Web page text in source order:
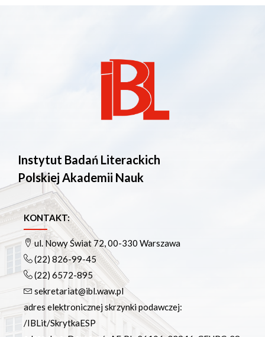
Instytut Badań Literackich
Polskiej Akademii Nauk
KONTAKT:
ul. Nowy Świat 72, 00-330 Warszawa
(22) 826-99-45
(22) 6572-895
sekretariat@ibl.waw.pl
adres elektronicznej skrzynki podawczej:
/IBLit/SkrytkaESP